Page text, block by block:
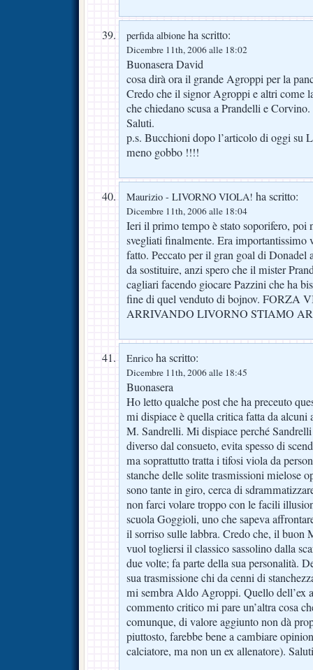
perfida albione ha scritto:
Dicembre 11th, 2006 alle 18:02
Buonasera David
cosa dirà ora il grande Agroppi per la
Credo che il signor Agroppi e altri come
che chiedano scusa a Prandelli e Corvino.
Saluti.
p.s. Bucchioni dopo l’articolo di oggi su
meno gobbo !!!!
Maurizio - LIVORNO VIOLA! ha scritto:
Dicembre 11th, 2006 alle 18:04
Ieri il primo tempo è stato soporifero, poi
svegliati finalmente. Era importantissimo
fatto. Peccato per il gran goal di Donadel
da sostituire, anzi spero che il mister
cagliari facendo giocare Pazzini che ha
fine di quel venduto di bojnov. FORZA
ARRIVANDO LIVORNO STIAMO
Enrico ha scritto:
Dicembre 11th, 2006 alle 18:45
Buonasera
Ho letto qualche post che ha preceuto
mi dispiace è quella critica fatta da alcuni
M. Sandrelli. Mi dispiace perché
diverso dal consueto, evita spesso di
ma soprattutto tratta i tifosi viola da
stanche delle solite trasmissioni mielose
sono tante in giro, cerca di
non farci volare troppo con le facili
scuola Goggioli, uno che sapeva
il sorriso sulle labbra. Credo che, il buon
vuol togliersi il classico sassolino dalla
due volte; fa parte della sua personalità.
sua trasmissione chi da cenni di
mi sembra Aldo Agroppi. Quello dell’ex
commento critico mi pare un’altra cosa
comunque, di valore aggiunto non dà
piuttosto, farebbe bene a cambiare
calciatore, ma non un ex allenatore).